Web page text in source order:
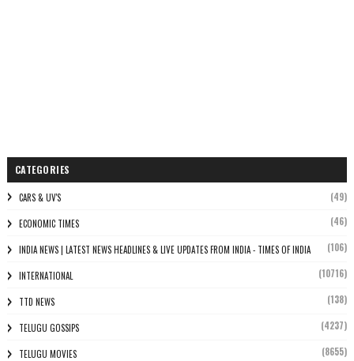
CATEGORIES
CARS & UV'S (49)
ECONOMIC TIMES (46)
INDIA NEWS | LATEST NEWS HEADLINES & LIVE UPDATES FROM INDIA - TIMES OF INDIA (106)
INTERNATIONAL (10716)
TTD NEWS (138)
TELUGU GOSSIPS (4237)
TELUGU MOVIES (8655)